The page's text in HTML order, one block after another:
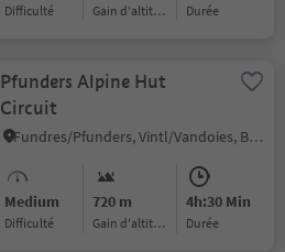
Difficulté Gain d'altitude durée
Pfunders Alpine Hut
Circuit
Fundres/Pfunders, Vintl/Vandoies, Brixen/Bressanone and environs
Medium
Difficulté
720 m
Gain d'altitude
4h:30 Min
durée